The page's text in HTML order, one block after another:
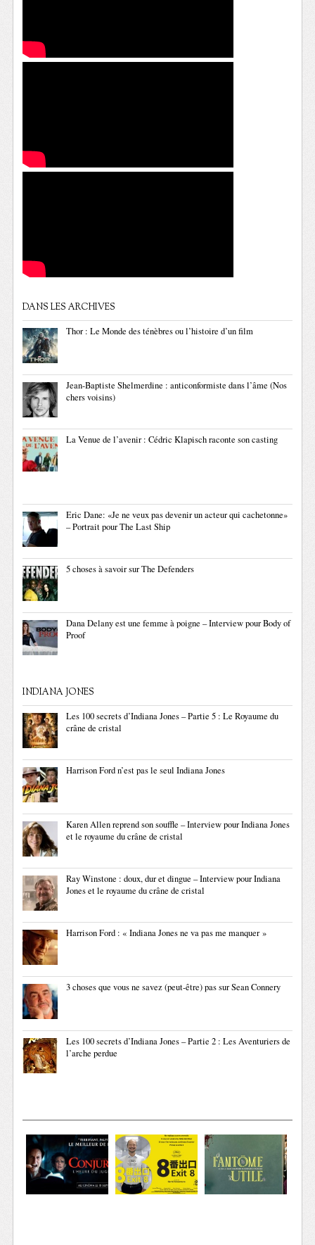
DANS LES ARCHIVES
Thor : Le Monde des ténèbres ou l’histoire d’un film
Jean-Baptiste Shelmerdine : anticonformiste dans l’âme (Nos
chers voisins)
La Venue de l’avenir : Cédric Klapisch raconte son casting
Eric Dane: «Je ne veux pas devenir un acteur qui cachetonne»
– Portrait pour The Last Ship
5 choses à savoir sur The Defenders
Dana Delany est une femme à poigne – Interview pour Body of
Proof
INDIANA JONES
Les 100 secrets d’Indiana Jones – Partie 5 : Le Royaume du
crâne de cristal
Harrison Ford n’est pas le seul Indiana Jones
Karen Allen reprend son souffle – Interview pour Indiana Jones
et le royaume du crâne de cristal
Ray Winstone : doux, dur et dingue – Interview pour Indiana
Jones et le royaume du crâne de cristal
Harrison Ford : « Indiana Jones ne va pas me manquer »
3 choses que vous ne savez (peut-être) pas sur Sean Connery
Les 100 secrets d’Indiana Jones – Partie 2 : Les Aventuriers de
l’arche perdue